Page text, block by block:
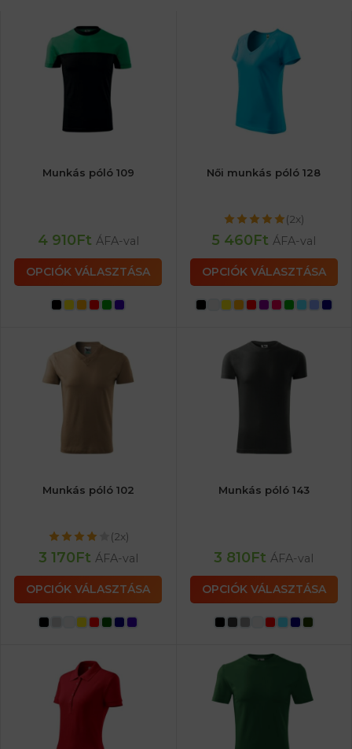
Munkás póló 109
4 910Ft ÁFA-val
OPCIÓK VÁLASZTÁSA
Női munkás póló 128
(2x)
5 460Ft ÁFA-val
OPCIÓK VÁLASZTÁSA
Munkás póló 102
(2x)
3 170Ft ÁFA-val
OPCIÓK VÁLASZTÁSA
Munkás póló 143
3 810Ft ÁFA-val
OPCIÓK VÁLASZTÁSA